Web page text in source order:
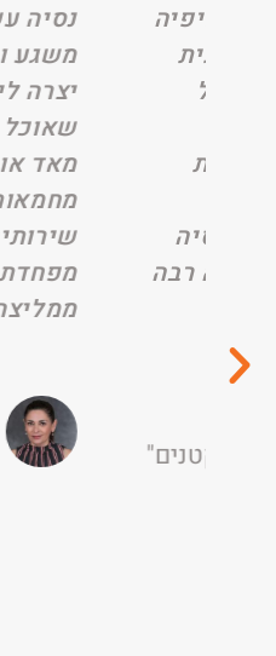
נסיה עשתה
משגע
יצרה לי
שאוכל
מאד אוהבת
מחמאות על
שירותית,
מפחדת
ממליצה